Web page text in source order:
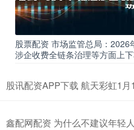
股票配资 市场监管总局：2026
涉企收费全链条治理等方面上
股讯配资APP下载 航天彩虹1
鑫配网配资 为什么不建议年轻